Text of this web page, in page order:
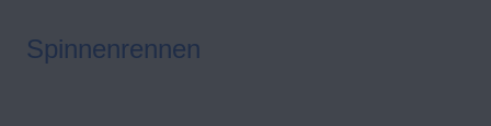
Spinnenrennen